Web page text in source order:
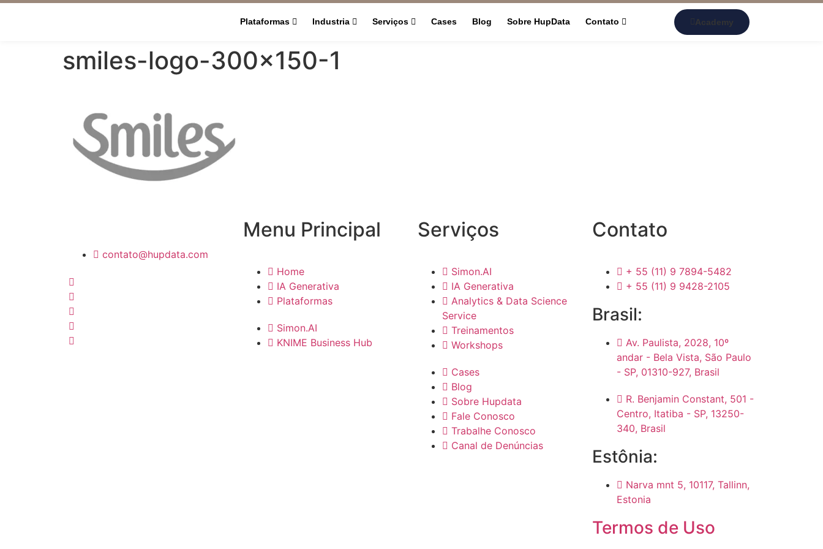
Plataformas Industria Serviços Cases Blog Sobre HupData Contato Academy
smiles-logo-300×150-1
contato@hupdata.com
Menu Principal
Home
IA Generativa
Plataformas
Simon.AI
KNIME Business Hub
Serviços
Simon.AI
IA Generativa
Analytics & Data Science
Service
Treinamentos
Workshops
Cases
Blog
Sobre Hupdata
Fale Conosco
Trabalhe Conosco
Canal de Denúncias
Contato
+ 55 (11) 9 7894-5482
+ 55 (11) 9 9428-2105
Brasil:
Av. Paulista, 2028, 10º
andar - Bela Vista, São Paulo
- SP, 01310-927, Brasil
R. Benjamin Constant, 501 -
Centro, Itatiba - SP, 13250-
340, Brasil
Estônia:
Narva mnt 5, 10117, Tallinn,
Estonia
Termos de Uso